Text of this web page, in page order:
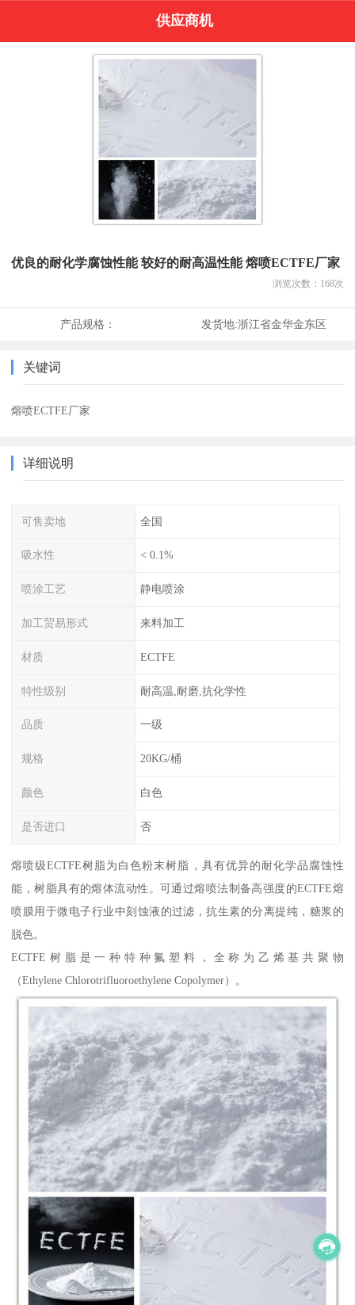
供应商机
优良的耐化学腐蚀性能 较好的耐高温性能 熔喷ECTFE厂家
浏览次数： 168次
产品规格： 发货地:浙江省金华金东区
关键词
熔喷ECTFE厂家
详细说明
可售卖地 全国
吸水性 < 0.1%
喷涂工艺 静电喷涂
加工贸易形式 来料加工
材质 ECTFE
特性级别 耐高温,耐磨,抗化学性
品质 一级
规格 20KG/桶
颜色 白色
是否进口 否
熔喷级ECTFE树脂为白色粉末树脂，具有优异的耐化学品腐蚀性
能，树脂具有的熔体流动性。可通过熔喷法制备高强度的ECTFE熔
喷膜用于微电子行业中刻蚀液的过滤，抗生素的分离提纯，糖浆的
脱色。
ECTFE树脂是一种特种氟塑料，全称为乙烯基共聚物
（Ethylene Chlorotrifluoroethylene Copolymer）。